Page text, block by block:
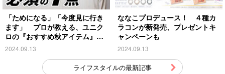
「ためになる」「今度見に行き
ます」 プロが教える、ユニク
ロの『おすすめ秋アイテム』が
こちら
2024.09.13
ななこプロデュース！ ４種カ
ラコンが新発売、プレゼントキ
ャンペーンも
2024.09.13
ライフスタイルの最新記事